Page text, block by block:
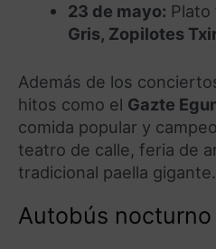
23 de mayo:
Gris, Zopilotes
Además de los
hitos como el Gazte
comida popular y
teatro de calle, feria de
tradicional paella gigante.
Autobús nocturno